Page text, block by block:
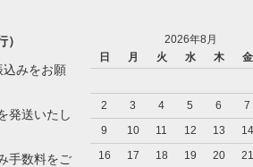
込みをお願
発送いたし
手数料をご
2026年8月
日
月 火 水 木 金
2
3 4 5 6 7
9
10 11 12 13 14
16
17 18 19 20 21